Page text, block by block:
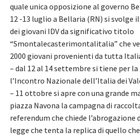
quale unica opposizione al governo
12 -13 luglio a Bellaria (RN) si svolge
dei giovani IDV da significativo titolo
“Smontalecasterimontalitalia” che
2000 giovani provenienti da tutta
– dal 12 al 14 settembre si tiene per
l’Incontro Nazionale dell’Italia dei
– 11 ottobre si apre con una grande
piazza Navona la campagna di
referendum che chiede l’abrogazione
legge che tenta la replica di quello